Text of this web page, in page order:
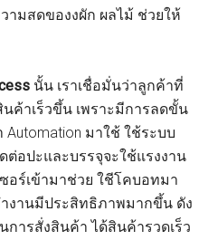
มสดของงผัก ผลไม้ ช่วยให้
นั้น เราเชื่อมั่นว่าลูกค้าที่
ค้าเร็วขึ้น เพราะมีการลดขั้น
มาใช้ ใช้ระบบ
ต่อปะและบรรจุจะใช้แรงงาน
อร์เข้ามาช่วย ใชีโคบอทมา
งานมีประสิทธิภาพมากขึ้น ดัง
ารสั่งสินค้า ได้สินค้ารวดเร็ว